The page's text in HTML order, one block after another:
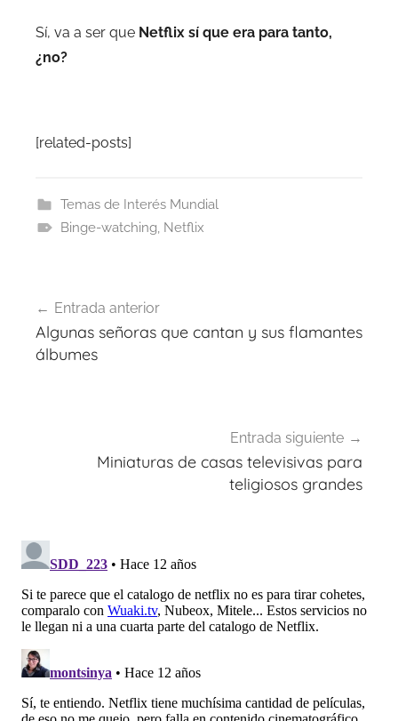
Sí, va a ser que Netflix sí que era para tanto,
¿no?
[related-posts]
Temas de Interés Mundial
Binge-watching, Netflix
de
entradas
Entrada anterior
Algunas señoras que cantan y sus flamantes
álbumes
Entrada siguiente
Miniaturas de casas televisivas para
teligiosos grandes